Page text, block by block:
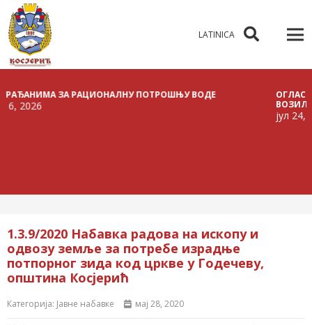
LATINICA
ЗА РАЦИОНАЛНУ ПОТРОШЊУ ВОДЕ
ОГЛАС О
ВОЗИЛА
јул 24, 2026
1.3.9/2020 Набавка радова на ископу и
одвозу земље за потребе израдње
потпорног зида код цркве у Годечеву,
општина Косјерић
Категорија: Јавне набавке мај 28, 2020